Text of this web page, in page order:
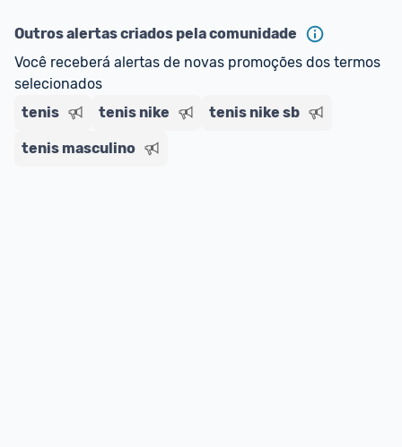
E lembre-se: você sempre pode contar ajuda da
comunidade para tirar dúvidas ou acionar os
nossos Admins marcando
comentário ou através do
Fale com o Promobit.
Outros alertas criados pela comunidade
Você receberá alertas de novas promoções dos termos
selecionados
tenis
tenis nike tenis nike sb
tenis masculino